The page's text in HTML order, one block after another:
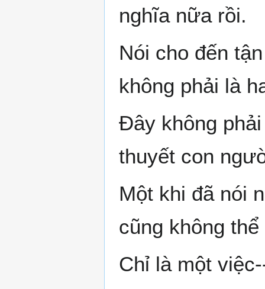
nghĩa nữa rồi.
Nói cho đến
không phải là
Đây không
thuyết con
Một khi đã nói
cũng không
Chỉ là một